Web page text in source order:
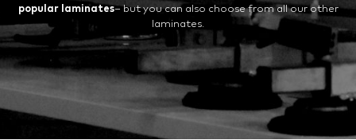
popular laminates– but you can also choose from all our other
laminates.